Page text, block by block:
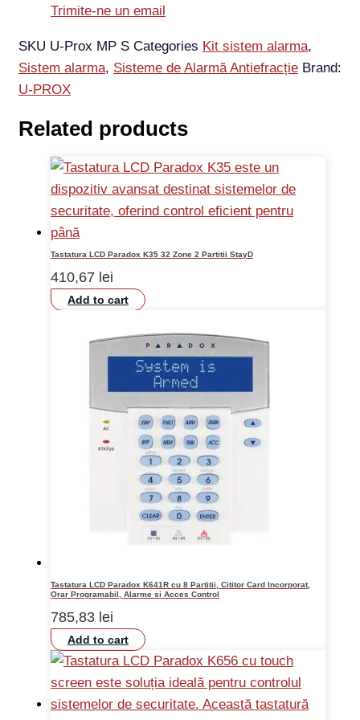
Trimite-ne un email
SKU U-Prox MP S Categories Kit sistem alarma,
Sistem alarma, Sisteme de Alarmă Antiefracție Brand:
U-PROX
Related products
Tastatura LCD Paradox K35 32 Zone 2 Partitii StayD
410,67 lei
Add to cart
Tastatura LCD Paradox K641R cu 8 Partitii, Cititor Card Incorporat,
Orar Programabil, Alarme si Acces Control
785,83 lei
Add to cart